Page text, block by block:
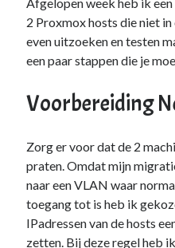
Categories
Duiken(7)
Tech(39)
Google (2)
Chrome(1)
Drive(1)
Home Assistant(1)
HomeLab(1)
HP(1)
2 Proxmox hosts die niet
even uitzoeken en testen
een paar stappen die je
Voorbereiding
Zorg er voor dat de 2
praten. Omdat mijn
naar een VLAN waar
toegang tot is heb ik
IPadressen van de hosts
zetten. Bij deze regel heb